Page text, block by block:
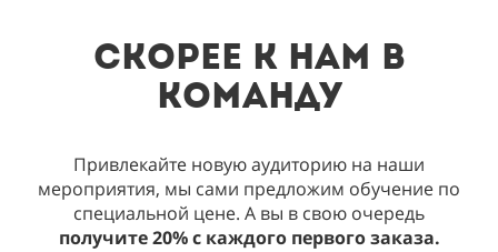
скорее к нам в
команду
Привлекайте новую аудиторию на наши
мероприятия, мы сами предложим обучение по
специальной цене. А вы в свою очередь
получите 20% с каждого первого заказа.